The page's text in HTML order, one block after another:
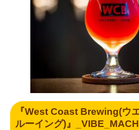
『West Coast Brewing(ウ
ルーイング)』